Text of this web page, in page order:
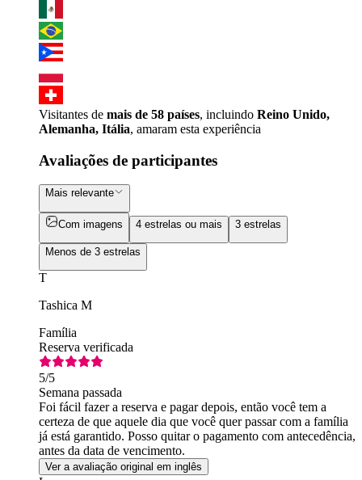
Visitantes de mais de 58 países, incluindo Reino Unido,
Alemanha, Itália, amaram esta experiência
Avaliações de participantes
Mais relevante
Com imagens 4 estrelas ou mais 3 estrelas
Menos de 3 estrelas
T
Tashica M
Família
Reserva verificada
5/5
Semana passada
Foi fácil fazer a reserva e pagar depois, então você tem a
certeza de que aquele dia que você quer passar com a família
já está garantido. Posso quitar o pagamento com antecedência,
antes da data de vencimento.
Ver a avaliação original em inglês